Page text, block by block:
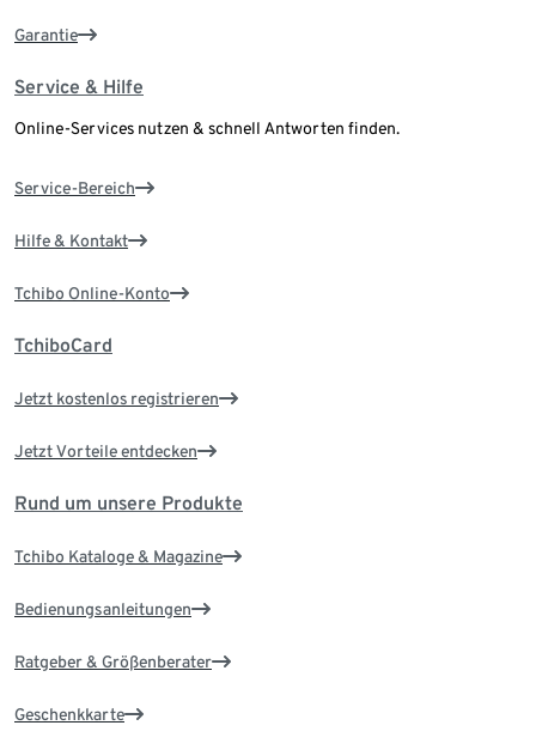
Garantie
Service & Hilfe
Online-Services nutzen & schnell Antworten finden.
Service-Bereich
Hilfe & Kontakt
Tchibo Online-Konto
TchiboCard
Jetzt kostenlos registrieren
Jetzt Vorteile entdecken
Rund um unsere Produkte
Tchibo Kataloge & Magazine
Bedienungsanleitungen
Ratgeber & Größenberater
Geschenkkarte